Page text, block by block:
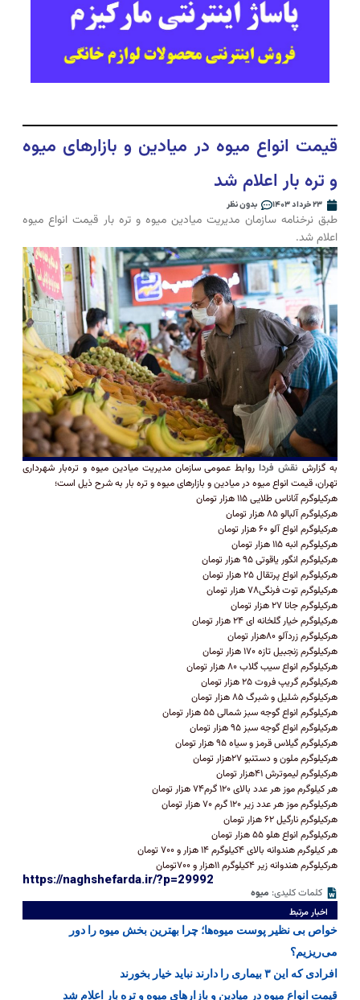
قیمت انواع میوه در میادین و بازارهای میوه
و تره بار اعلام شد
۲۳ خرداد ۱۴۰۳ بدون نظر
طبق نرخنامه سازمان مدیریت میادین میوه و تره بار قیمت انواع میوه
اعلام شد.
به گزارش نقش فرداروابط عمومی سازمان مدیریت میادین میوه و تره‌بار شهرداری
تهران، قیمت انواع میوه در میادین و بازارهای میوه و تره بار به شرح ذیل است؛
هرکیلوگرم آناناس طلایی ۱۱۵ هزار تومان
هرکیلوگرم آلبالو ۸۵ هزار تومان
هرکیلوگرم انواع آلو ۶۰ هزار تومان
هرکیلوگرم انبه ۱۱۵ هزار تومان
هرکیلوگرم انگور یاقوتی ۹۵ هزار تومان
هرکیلوگرم انواع پرتقال ۲۵ هزار تومان
هرکیلوگرم توت فرنگی۷۸ هزار تومان
هرکیلوگرم جانا ۲۷ هزار تومان
هرکیلوگرم خیار گلخانه ای ۲۴ هزار تومان
هرکیلوگرم زردآلو ۸۰هزار تومان
هرکیلوگرم زنجبیل تازه ۱۷۰ هزار تومان
هرکیلوگرم انواع سیب گلاب ۸۰ هزار تومان
هرکیلوگرم گریپ فروت ۲۵ هزار تومان
هرکیلوگرم شلیل و شبرگ ۸۵ هزار تومان
هرکیلوگرم انواع گوجه سبز شمالی ۵۵ هزار تومان
هرکیلوگرم انواع گوجه سبز ۹۵ هزار تومان
هرکیلوگرم گیلاس قرمز و سیاه ۹۵ هزار تومان
هرکیلوگرم ملون و دستنبو ۲۷هزار تومان
هرکیلوگرم لیموترش ۴۱هزار تومان
هر کیلوگرم موز هر عدد بالای ۱۲۰ گرم۷۴ هزار تومان
هرکیلوگرم موز هر عدد زیر ۱۲۰ گرم ۷۰ هزار تومان
هرکیلوگرم نارگیل ۶۲ هزار تومان
هرکیلوگرم انواع هلو ۵۵ هزار تومان
هر کیلوگرم هندوانه بالای ۴کیلوگرم ۱۴ هزار و ۷۰۰ تومان
هرکیلوگرم هندوانه زیر ۴کیلوگرم ۱۱هزار و ۷۰۰تومان
https://naghshefarda.ir/?p=29992
کلمات کلیدی: میوه
اخبار مرتبط
خواص بی نظیر پوست میوه‌ها؛ چرا بهترین بخش میوه را دور
می‌ریزیم؟
افرادی که این ۳ بیماری را دارند نباید خیار بخورند
قیمت انواع میوه در میادین و بازارهای میوه و تره بار اعلام شد